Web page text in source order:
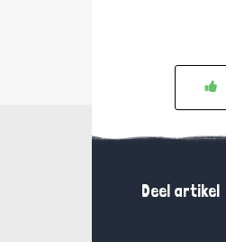
Deel artikel